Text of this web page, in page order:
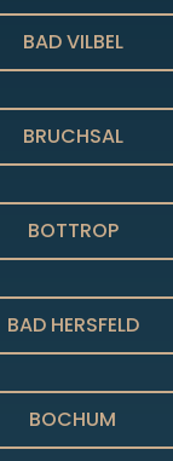
BAD VILBEL
BRUCHSAL
BOTTROP
BAD HERSFELD
BOCHUM